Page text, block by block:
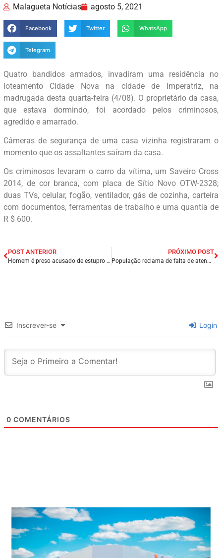
Malagueta Notícias agosto 5, 2021
Facebook Twitter WhatsApp
Telegram
Quatro bandidos armados, invadiram uma residência no
loteamento Cidade Nova na cidade de Imperatriz, na
madrugada desta quarta-feira (4/08). O proprietário da casa,
que estava dormindo, foi acordado pelos criminosos,
agredido e amarrado.
Câmeras de segurança de uma casa vizinha registraram o
momento que os assaltantes saíram da casa.
Os criminosos levaram o carro da vítima, um Saveiro Cross
2014, de cor branca, com placa de Sítio Novo OTW-2328;
duas TVs, celular, fogão, ventilador, gás de cozinha, carteira
com documentos, ferramentas de trabalho e uma quantia de
R $ 600.
POST ANTERIOR
Homem é preso acusado de estupro em Santa Rita – MA.
PRÓXIMO POST
População reclama de falta de atendimento em postos de saúde de Presidente Dutra – MA.
Inscrever-se Login
0 COMENTÁRIOS